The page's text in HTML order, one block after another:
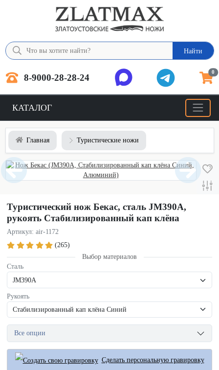
Найти
8-9000-28-28-24 0
КАТАЛОГ
Главная Туристические ножи
Туристический нож Бекас, сталь JM390A,
рукоять Стабилизированный кап клёна
Артикул: air-1172
(265)
Выбор материалов
Сталь
Рукоять
Все опции
Сделать персональную гравировку